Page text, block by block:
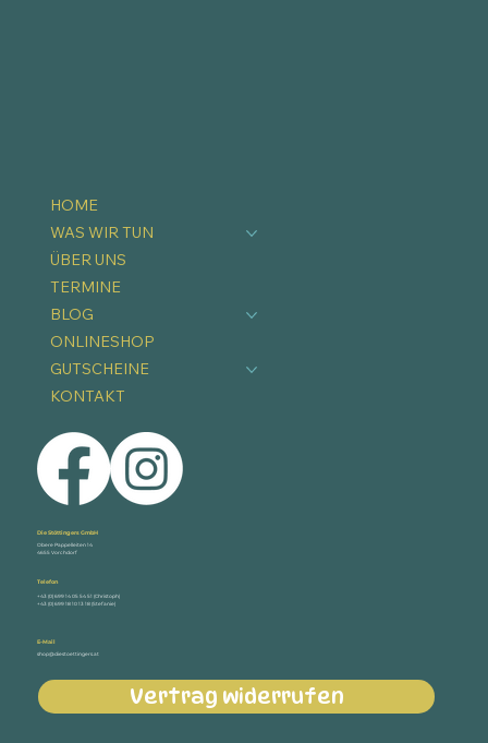
HOME
WAS WIR TUN
ÜBER UNS
TERMINE
BLOG
ONLINESHOP
GUTSCHEINE
KONTAKT
Die Stöttingers GmbH
Obere Pappelleiten 14
4655 Vorchdorf
Telefon
+43 (0) 699 14 05 54 51 (Christoph)
+43 (0) 699 18 10 13 18 (Stefanie)
E-Mail
shop@diestoettingers.at
Vertrag widerrufen